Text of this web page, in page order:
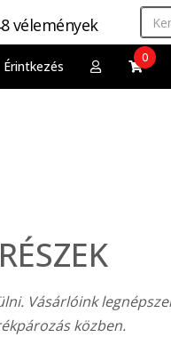
vélemények
Érintkezés
0
Vásárlóink
közben.